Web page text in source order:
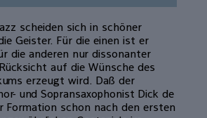
scheiden sich in schöner
Geister. Für die einen ist er
die anderen nur dissonanter
auf die Wünsche des
erzeugt wird. Daß der
und Sopransaxophonist Dick de
Formation schon nach den ersten